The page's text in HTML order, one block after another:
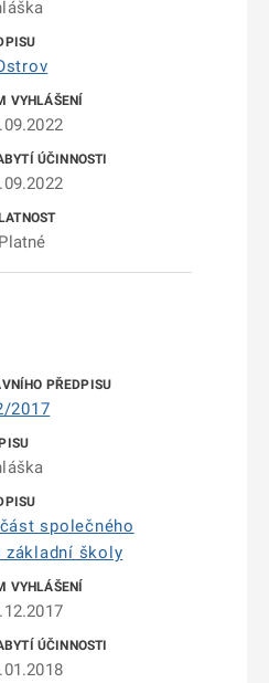
Platné
2017
společného
základní školy